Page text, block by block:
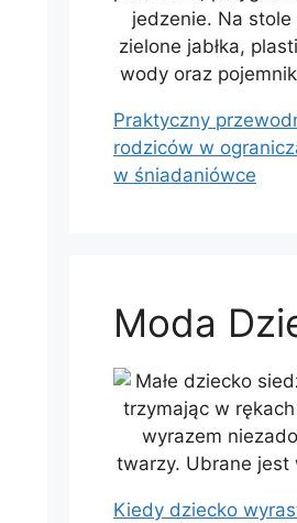
Praktyczny
rodziców w
w śniadaniówce
Moda
Kiedy dziecko